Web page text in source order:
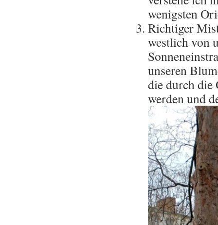
wenigsten
Richtiger
westlich von
unseren
die durch die
werden und